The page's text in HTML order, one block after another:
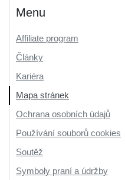
Menu
Affiliate program
Články
Kariéra
Mapa stránek
Ochrana osobních údajů
Používání souborů cookies
Soutěž
Symboly praní a údržby